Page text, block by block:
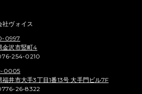
社ヴォイス
0997
金沢市竪町4
254-0210
0005
福井市大手3丁目1番13号 大手門ビル7F
26-8322